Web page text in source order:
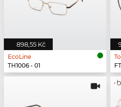
898,55 Kč
EcoLine
TH1006 - 01